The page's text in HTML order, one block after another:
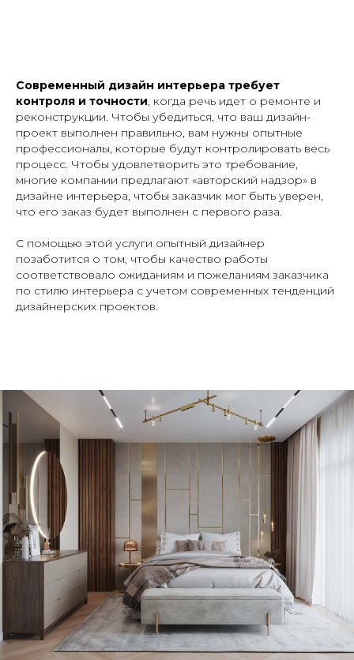
Современный дизайн интерьера требует
контроля и точности, когда речь идет о ремонте и
реконструкции. Чтобы убедиться, что ваш дизайн-
проект выполнен правильно, вам нужны опытные
профессионалы, которые будут контролировать весь
процесс. Чтобы удовлетворить это требование,
многие компании предлагают «авторский надзор» в
дизайне интерьера, чтобы заказчик мог быть уверен,
что его заказ будет выполнен с первого раза.
С помощью этой услуги опытный дизайнер
позаботится о том, чтобы качество работы
соответствовало ожиданиям и пожеланиям заказчика
по стилю интерьера с учетом современных тенденций
дизайнерских проектов.